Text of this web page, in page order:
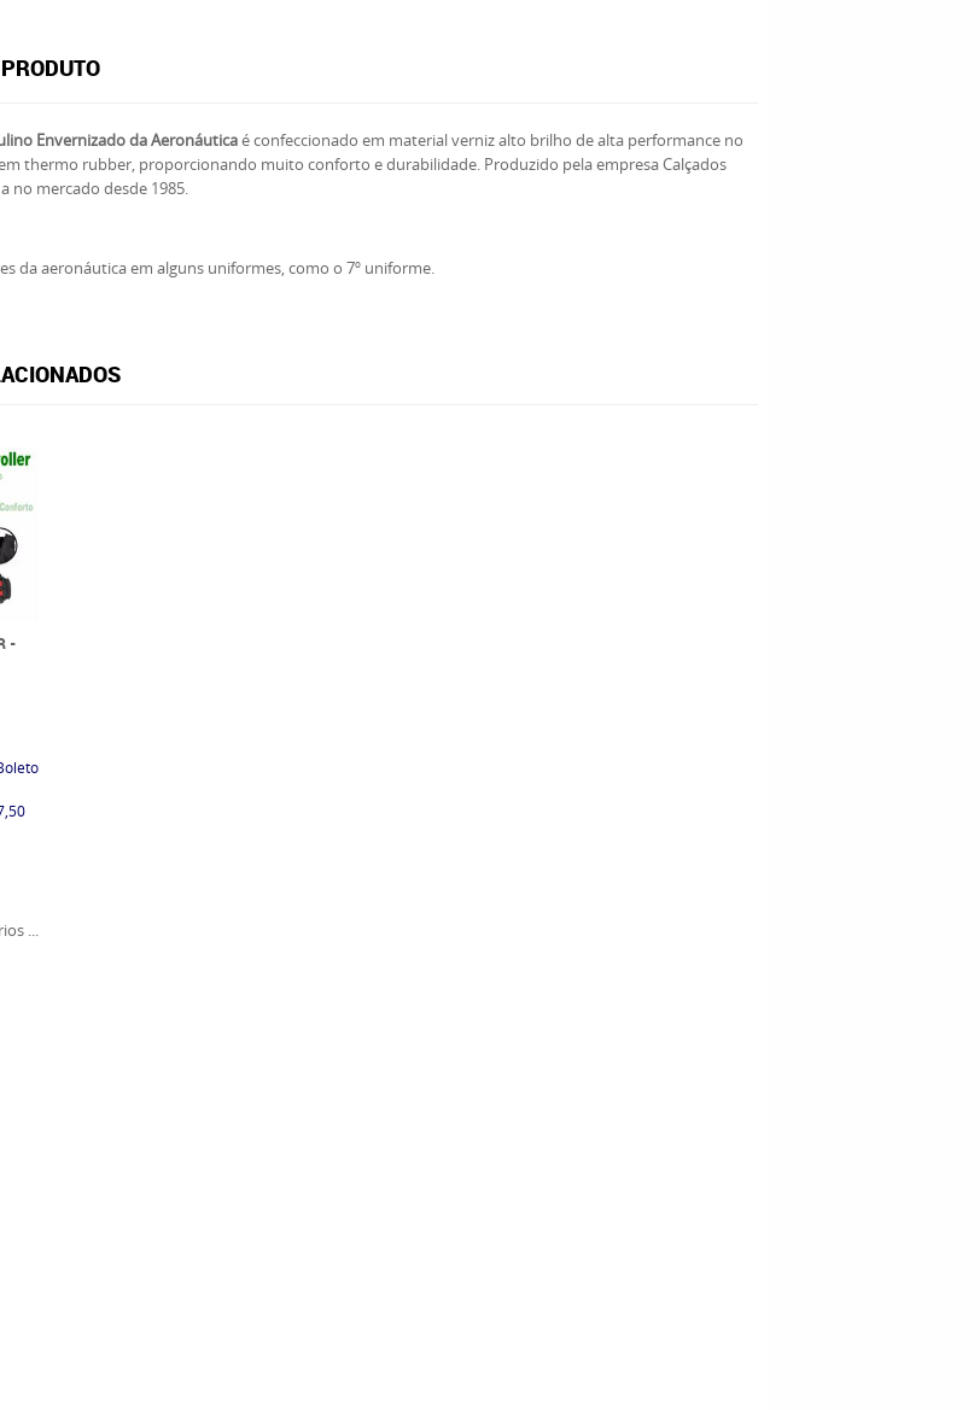
Envernizado da Aeronáuticaé confeccionado em material verniz alto brilho de alta performance no
thermo rubber, proporcionando muito conforto e durabilidade. Produzido pela empresa Calçados
no mercado desde 1985.
da aeronáutica em alguns uniformes, como o 7º uniforme.
-
...